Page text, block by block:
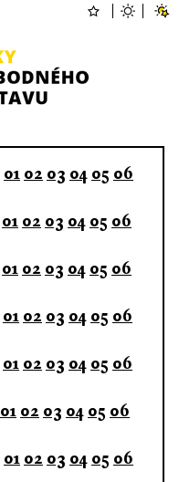
01 02 03 04 05 06
01 02 03 04 05 06
01 02 03 04 05 06
01 02 03 04 05 06
01 02 03 04 05 06
01 02 03 04 05 06
01 02 03 04 05 06